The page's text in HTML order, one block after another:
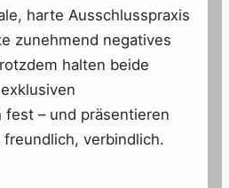
harte Ausschlusspraxis
zunehmend negatives
halten beide
fest – und präsentieren
verbindlich.